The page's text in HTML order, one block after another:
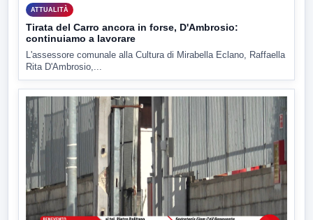
ATTUALITÀ
Tirata del Carro ancora in forse, D'Ambrosio:
continuiamo a lavorare
L'assessore comunale alla Cultura di Mirabella Eclano, Raffaella
Rita D'Ambrosio,...